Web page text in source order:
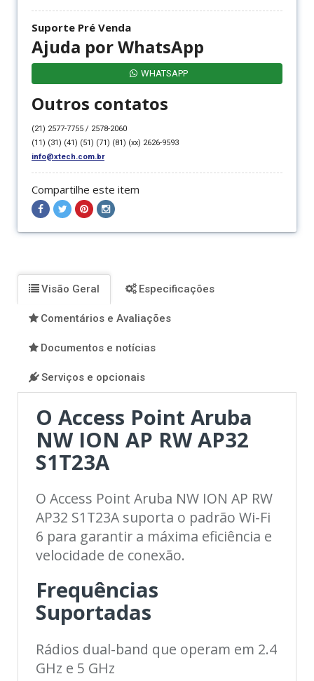
Suporte Pré Venda
Ajuda por WhatsApp
WHATSAPP
Outros contatos
(21) 2577-7755 / 2578-2060
(11) (31) (41) (51) (71) (81) (xx) 2626-9593
info@xtech.com.br
Compartilhe este item
Compartilhar
Compartilhar
Compartilhar
Compartilhar
Visão Geral Especificações
Comentários e Avaliações
Documentos e notícias
Serviços e opcionais
O Access Point Aruba
NW ION AP RW AP32
S1T23A
O Access Point Aruba NW ION AP RW
AP32 S1T23A suporta o padrão Wi-Fi
6 para garantir a máxima eficiência e
velocidade de conexão.
Frequências
Suportadas
Rádios dual-band que operam em 2.4
GHz e 5 GHz